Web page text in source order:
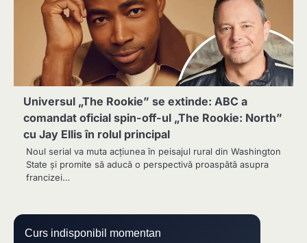
Universul „The Rookie” se extinde: ABC a
comandat oficial spin-off-ul „The Rookie: North”
cu Jay Ellis în rolul principal
Noul serial va muta acțiunea în peisajul rural din Washington
State și promite să aducă o perspectivă proaspătă asupra
francizei…
Curs indisponibil momentan